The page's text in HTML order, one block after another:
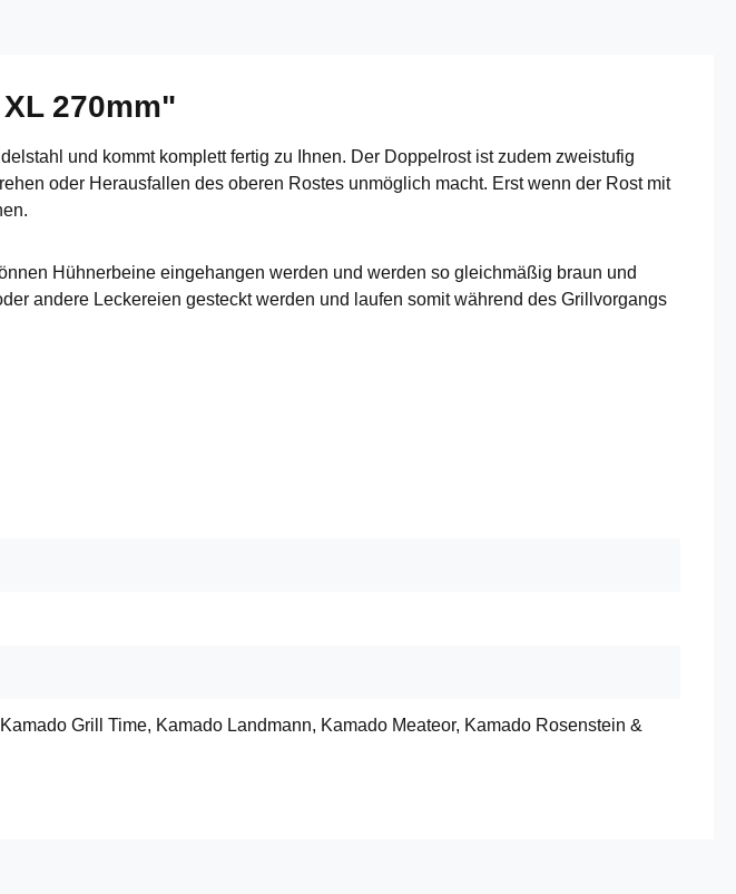
270mm"
und kommt komplett fertig zu Ihnen. Der Doppelrost ist zudem zweistufig
oder Herausfallen des oberen Rostes unmöglich macht. Erst wenn der Rost mit
Hühnerbeine eingehangen werden und werden so gleichmäßig braun und
andere Leckereien gesteckt werden und laufen somit während des Grillvorgangs
Grill Time, Kamado Landmann, Kamado Meateor, Kamado Rosenstein &